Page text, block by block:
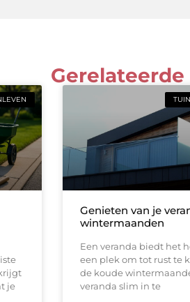
je
Genieten van je
wintermaanden
Een veranda biedt het
een plek om tot rust te
de koude
veranda slim in te